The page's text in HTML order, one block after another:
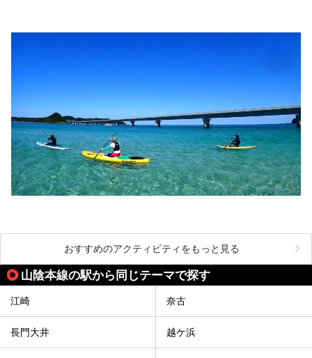
おすすめのアクティビティをもっと見る
山陰本線の駅から同じテーマで探す
江崎 奈古
長門大井 越ケ浜